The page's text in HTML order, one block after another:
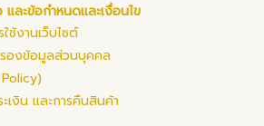
ละข้อกำหนดและเงื่อนไข
ช้งานเว็บไซต์
รองข้อมูลส่วนบุคคล
เงิน และการคืนสินค้า